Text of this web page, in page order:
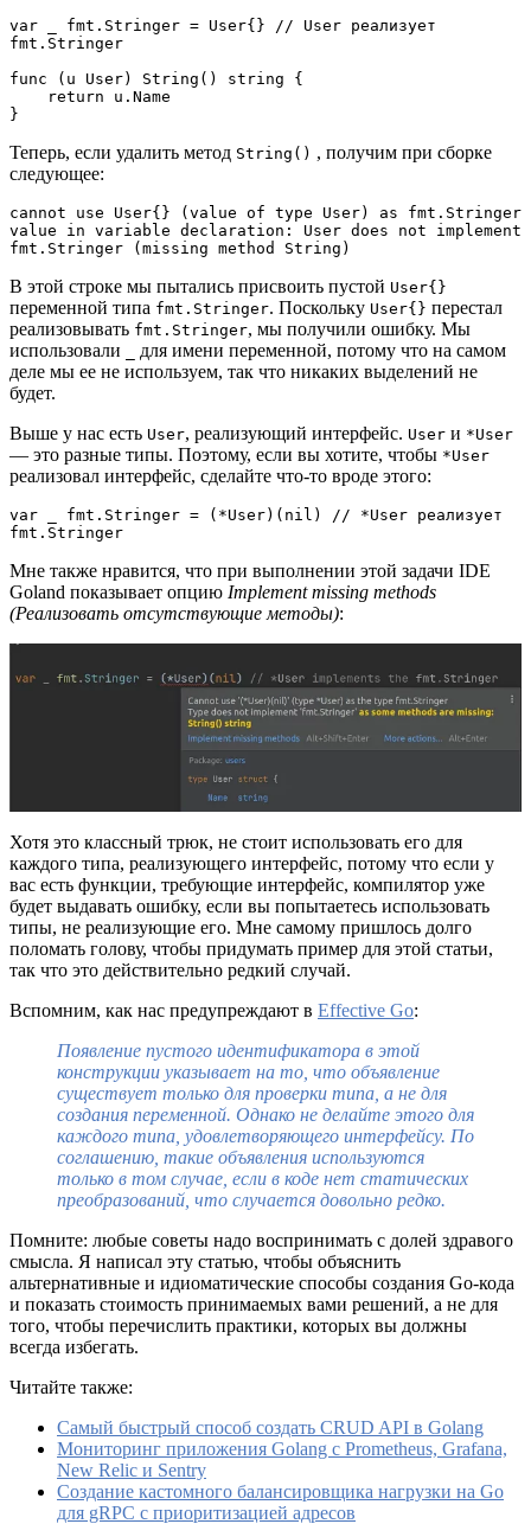
var _ fmt.Stringer = User{} // User реализует
fmt.Stringer
func (u User) String() string {
    return u.Name
}
Теперь, если удалить метод String() , получим при сборке
следующее:
cannot use User{} (value of type User) as fmt.Stringer
value in variable declaration: User does not implement
fmt.Stringer (missing method String)
В этой строке мы пытались присвоить пустой User{}
переменной типа fmt.Stringer. Поскольку User{} перестал
реализовывать fmt.Stringer, мы получили ошибку. Мы
использовали
для имени переменной, потому что на самом
деле мы ее не используем, так что никаких выделений не
будет.
Выше у нас есть User, реализующий интерфейс. User и *User
— это разные типы. Поэтому, если вы хотите, чтобы *User
реализовал интерфейс, сделайте что-то вроде этого:
var _ fmt.Stringer = (*User)(nil) // *User реализует
fmt.Stringer
Мне также нравится, что при выполнении этой задачи IDE
Goland показывает опцию Implement missing methods
(Реализовать отсутствующие методы):
Хотя это классный трюк, не стоит использовать его для
каждого типа, реализующего интерфейс, потому что если у
вас есть функции, требующие интерфейс, компилятор уже
будет выдавать ошибку, если вы попытаетесь использовать
типы, не реализующие его. Мне самому пришлось долго
поломать голову, чтобы придумать пример для этой статьи,
так что это действительно редкий случай.
Вспомним, как нас предупреждают в Effective Go:
Появление пустого идентификатора в этой
конструкции указывает на то, что объявление
существует только для проверки типа, а не для
создания переменной. Однако не делайте этого для
каждого типа, удовлетворяющего интерфейсу. По
соглашению, такие объявления используются
только в том случае, если в коде нет статических
преобразований, что случается довольно редко.
Помните: любые советы надо воспринимать с долей здравого
смысла. Я написал эту статью, чтобы объяснить
альтернативные и идиоматические способы создания Go-кода
и показать стоимость принимаемых вами решений, а не для
того, чтобы перечислить практики, которых вы должны
всегда избегать.
Читайте также:
Самый быстрый способ cоздать CRUD API в Golang
Мониторинг приложения Golang с Prometheus, Grafana,
New Relic и Sentry
Создание кастомного балансировщика нагрузки на Go
для gRPC с приоритизацией адресов